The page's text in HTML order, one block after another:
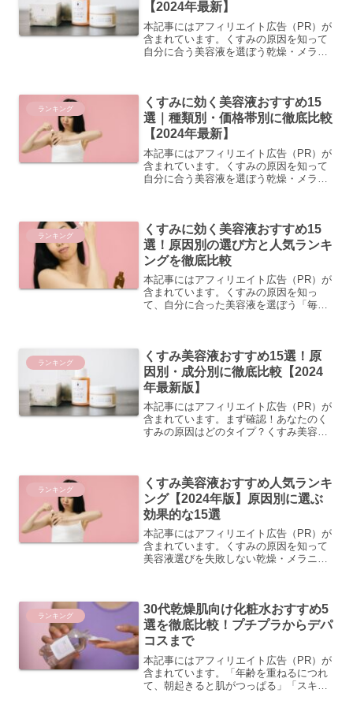
【2024年最新】
本記事にはアフィリエイト広告（PR）が
含まれています。くすみの原因を知って
自分に合う美容液を選ぼう乾燥・メラニ
燥によるくすみ」「メ...
ランキング
くすみに効く美容液おすすめ15
選｜種類別・価格帯別に徹底比較
【2024年最新】
本記事にはアフィリエイト広告（PR）が
含まれています。くすみの原因を知って
自分に合う美容液を選ぼう乾燥・メラニ
ありませんか？実はくす...
ランキング
くすみに効く美容液おすすめ15
選！原因別の選び方と人気ランキ
ングを徹底比較
本記事にはアフィリエイト広告（PR）が
含まれています。くすみの原因を知っ
て、自分に合った美容液を選ぼう「毎朝
少なくありません。くすみ ...
ランキング
くすみ美容液おすすめ15選！原
因別・成分別に徹底比較【2024
年最新版】
本記事にはアフィリエイト広告（PR）が
含まれています。まず確認！あなたのく
すみの原因はどのタイプ？くすみ美容液
イプがあり、それぞれ...
ランキング
くすみ美容液おすすめ人気ランキ
ング【2024年版】原因別に選ぶ
効果的な15選
本記事にはアフィリエイト広告（PR）が
含まれています。くすみの原因を知って
美容液選びを失敗しない乾燥・メラニ
よるくすみ」「メラニンに...
ランキング
30代乾燥肌向け化粧水おすすめ5
選を徹底比較！プチプラからデパ
コスまで
本記事にはアフィリエイト広告（PR）が
含まれています。「年齢を重ねるにつれ
て、朝起きると肌がつっぱる」「スキン